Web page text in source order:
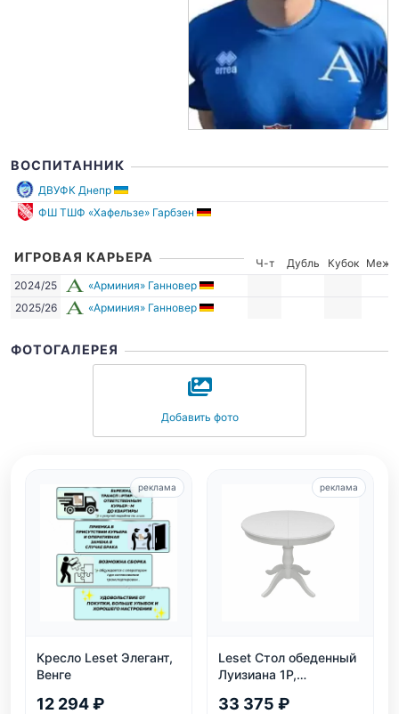
ВОСПИТАННИК
ДВУФК Днепр
ФШ ТШФ «Хафельзе» Гарбзен
ИГРОВАЯ КАРЬЕРА Ч-т Дубль Кубок
Межд.
2024/25
«Арминия» Ганновер
2025/26
«Арминия» Ганновер
ФОТОГАЛЕРЕЯ
Добавить фото
Кресло Leset Элегант,
Венге
12 294 ₽
реклама
Leset Стол обеденный
Луизиана 1Р,
33 375 ₽
реклама